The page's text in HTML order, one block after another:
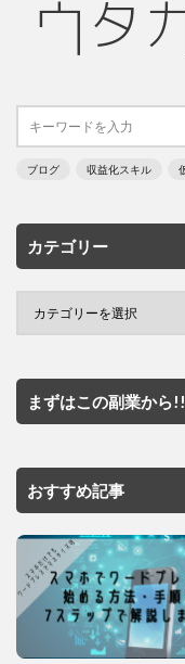
ブログ 収益化スキル
カテゴリー
まずはこの副業から!!
おすすめ記事